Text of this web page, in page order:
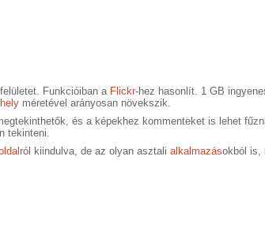
Funkcióiban a Flickr-hez hasonlít. 1 GB
méretével arányosan növekszik.
és a képekhez kommenteket is lehet
tekinteni.
ról kiindulva, de az olyan asztalialkalmazásokból is,